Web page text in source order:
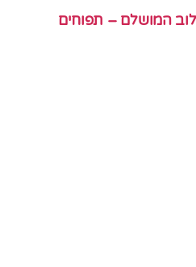
המושלם – תפוחים